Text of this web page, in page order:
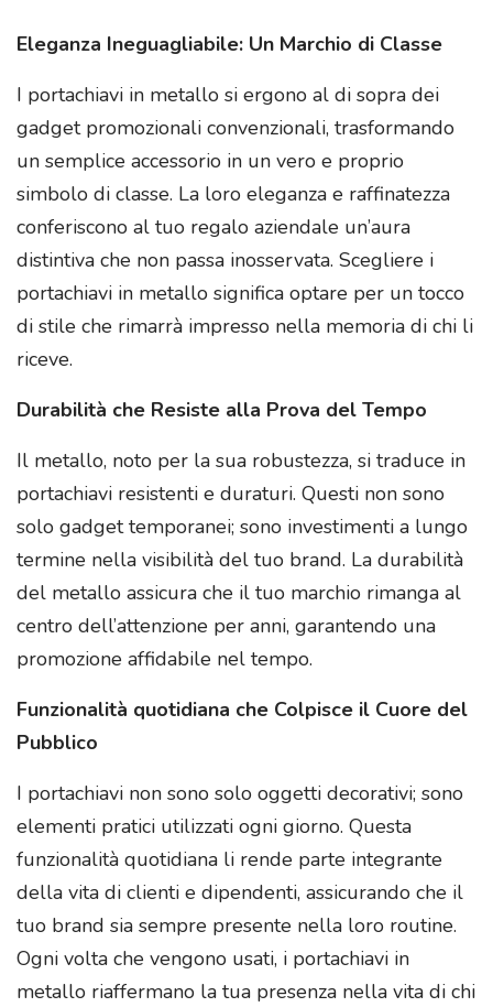
Eleganza Ineguagliabile: Un Marchio di Classe
I portachiavi in metallo si ergono al di sopra dei
gadget promozionali convenzionali, trasformando
un semplice accessorio in un vero e proprio
simbolo di classe. La loro eleganza e raffinatezza
conferiscono al tuo regalo aziendale un’aura
distintiva che non passa inosservata. Scegliere i
portachiavi in metallo significa optare per un tocco
di stile che rimarrà impresso nella memoria di chi li
riceve.
Durabilità che Resiste alla Prova del Tempo
Il metallo, noto per la sua robustezza, si traduce in
portachiavi resistenti e duraturi. Questi non sono
solo gadget temporanei; sono investimenti a lungo
termine nella visibilità del tuo brand. La durabilità
del metallo assicura che il tuo marchio rimanga al
centro dell’attenzione per anni, garantendo una
promozione affidabile nel tempo.
Funzionalità quotidiana che Colpisce il Cuore del
Pubblico
I portachiavi non sono solo oggetti decorativi; sono
elementi pratici utilizzati ogni giorno. Questa
funzionalità quotidiana li rende parte integrante
della vita di clienti e dipendenti, assicurando che il
tuo brand sia sempre presente nella loro routine.
Ogni volta che vengono usati, i portachiavi in
metallo riaffermano la tua presenza nella vita di chi